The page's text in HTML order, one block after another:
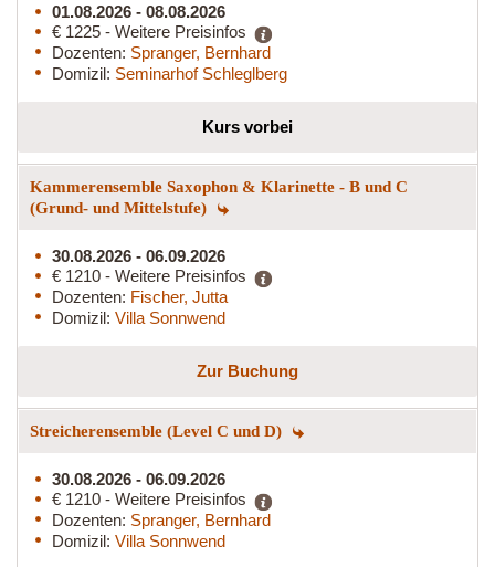
01.08.2026 - 08.08.2026
€ 1225 - Weitere Preisinfos
Dozenten: Spranger, Bernhard
Domizil: Seminarhof Schleglberg
Kurs vorbei
Kammerensemble Saxophon & Klarinette - B und C
(Grund- und Mittelstufe)
30.08.2026 - 06.09.2026
€ 1210 - Weitere Preisinfos
Dozenten: Fischer, Jutta
Domizil: Villa Sonnwend
Zur Buchung
Streicherensemble (Level C und D)
30.08.2026 - 06.09.2026
€ 1210 - Weitere Preisinfos
Dozenten: Spranger, Bernhard
Domizil: Villa Sonnwend